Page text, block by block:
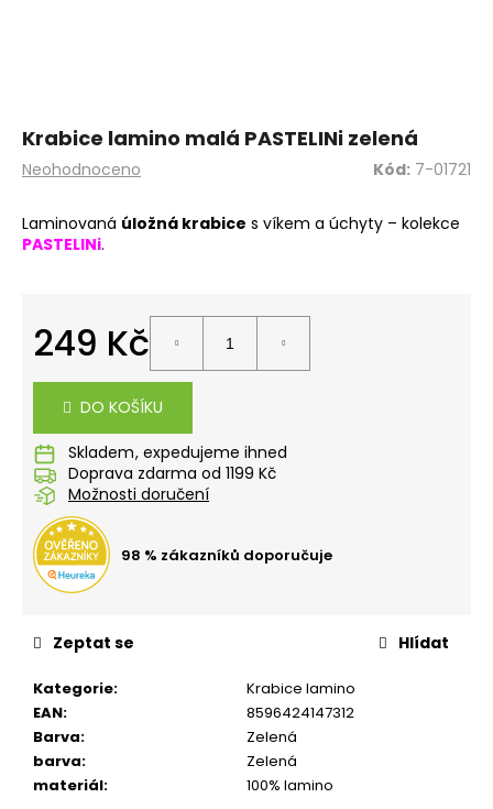
Průměrné
je
0,0
Neohodnoceno
Krabice lamino malá PASTELINi zelená
Kód: 7-01721
Laminovaná úložná krabice s víkem a úchyty – kolekce
PASTELINi.
249 Kč
DO KOŠÍKU
Skladem
Doprava zdarma od 1199 Kč
Možnosti doručení
98 % zákazníků doporučuje
Kategorie:
Krabice lamino
EAN:
8596424147312
Barva:
Zelená
barva:
Zelená
materiál: 100% lamino
Zeptat se Hlídat
?
D
o
u
č
e
m
LÁHEV
OXY
CLICK
600
ML
GRAFFITI
GIRL